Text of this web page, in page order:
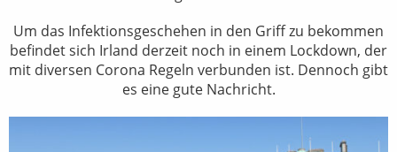
Um das Infektionsgeschehen in den Griff zu bekommen
befindet sich Irland derzeit noch in einem Lockdown, der
mit diversen Corona Regeln verbunden ist. Dennoch gibt
es eine gute Nachricht.